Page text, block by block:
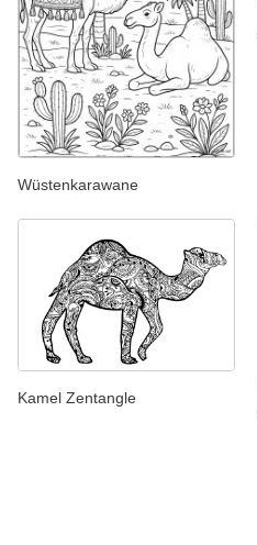
Wüstenkarawane
Kamel Zentangle